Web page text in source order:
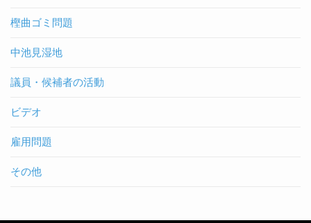
樫曲ゴミ問題
中池見湿地
議員・候補者の活動
ビデオ
雇用問題
その他